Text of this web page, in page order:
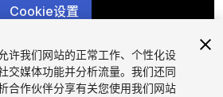
Cookie设置
1/29
许我们网站的正常工作、个性化设
交媒体功能并分析流量。我们还同
合作伙伴分享有关您使用我们网站